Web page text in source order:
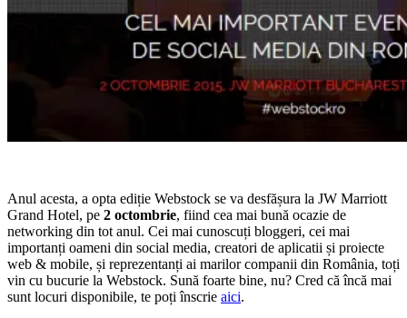
Anul acesta, a opta ediție Webstock se va desfășura la JW Marriott
Grand Hotel, pe 2 octombrie, fiind cea mai bună ocazie de
networking din tot anul. Cei mai cunoscuți bloggeri, cei mai
importanți oameni din social media, creatori de aplicatii și proiecte
web & mobile, și reprezentanți ai marilor companii din România, toți
vin cu bucurie la Webstock. Sună foarte bine, nu? Cred că încă mai
sunt locuri disponibile, te poți înscrie aici.